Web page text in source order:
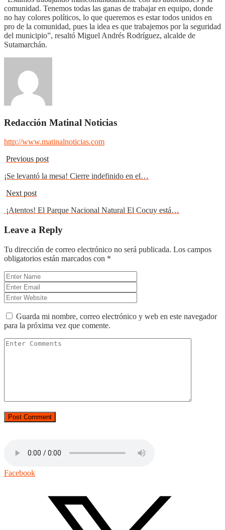
comunidad. Tenemos todas las ganas de trabajar en equipo, donde
no hay colores políticos, lo que queremos es estar todos unidos en
pro de la comunidad, pues la idea es que trabajemos por la seguridad
del municipio”, resaltó Miguel Andrés Rodríguez, alcalde de
Sutamarchán.
Redacción Matinal Noticias
http://www.matinalnoticias.com
Previous post
¡Se levantó la mesa! Cierre indefinido en el…
Next post
¡Atentos! El Parque Nacional Natural El Cocuy está…
Leave a Reply
Tu dirección de correo electrónico no será publicada. Los campos
obligatorios están marcados con *
Guarda mi nombre, correo electrónico y web en este navegador
para la próxima vez que comente.
Facebook